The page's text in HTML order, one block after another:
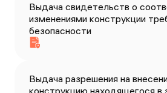
Выдача свидетельств о
изменениями конструкции
безопасности
Выдача разрешения на
конструкцию находящегося в